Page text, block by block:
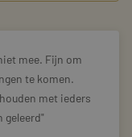
mee. Fijn om
te komen.
met ieders
geleerd